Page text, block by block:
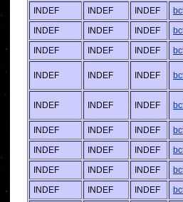
INDEF
INDEF INDEF
INDEF
INDEF INDEF
INDEF
INDEF INDEF
INDEF INDEF INDEF
INDEF INDEF INDEF
INDEF INDEF INDEF
INDEF
INDEF INDEF
INDEF
INDEF INDEF
INDEF
INDEF INDEF